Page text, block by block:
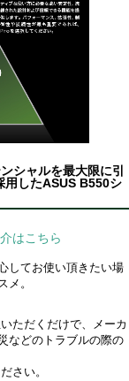
シャルを最大限に引
用したASUS B550シ
はこちら
してお使い頂きたい場
メ。
ただくだけで、メーカ
などのトラブルの際の
さい。